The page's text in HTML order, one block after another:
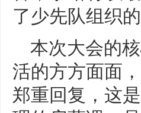
了少先队组织
本次大会的
活的方方面面
郑重回复，这